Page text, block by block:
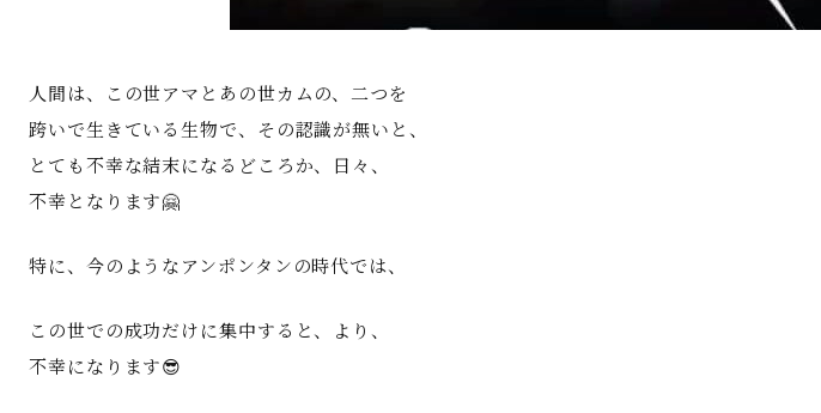
人間は、この世アマとあの世カムの、二つを
跨いで生きている生物で、その認識が無いと、
とても不幸な結末になるどころか、日々、
不幸となります🤗
特に、今のようなアンポンタンの時代では、
この世での成功だけに集中すると、より、
不幸になります😎